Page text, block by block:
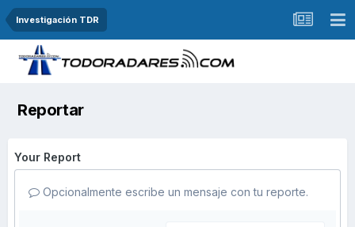
Investigación TDR
Reportar
Your Report
Opcionalmente escribe un mensaje con tu reporte.